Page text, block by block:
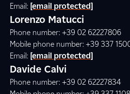
Email: [email protected]
Lorenzo Matucci
Phone number: +39 02 62227806
Mobile phone number: +39 337
Email: [email protected]
Davide Calvi
Phone number: +39 02 62227834